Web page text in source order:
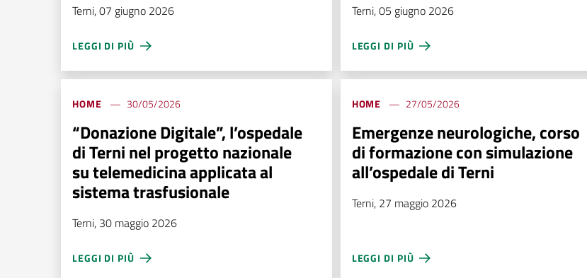
Terni, 07 giugno 2026
LEGGI DI PIÙ
Terni, 05 giugno 2026
LEGGI DI PIÙ
HOME 30/05/2026
“Donazione Digitale”, l’ospedale
di Terni nel progetto nazionale
su telemedicina applicata al
sistema trasfusionale
Terni, 30 maggio 2026
LEGGI DI PIÙ
HOME 27/05/2026
Emergenze neurologiche, corso
di formazione con simulazione
all’ospedale di Terni
Terni, 27 maggio 2026
LEGGI DI PIÙ